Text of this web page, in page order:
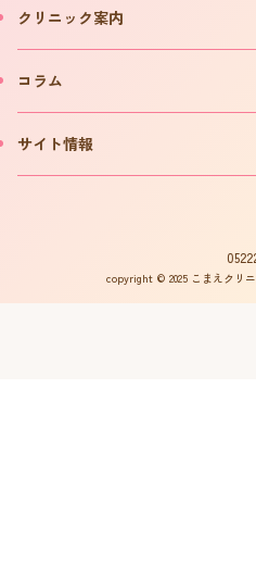
IVF(体外受精)カウンセリングのご案内
カウンセリング予約について
お問い合わせ
クリニック案内
院長プロフィール
よくある質問
コラム
インタビュー
不妊ルーム物語
サイト情報
copyright © 2025 こまえクリ